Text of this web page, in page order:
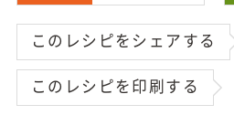
このレシピをシェアする
このレシピを印刷する